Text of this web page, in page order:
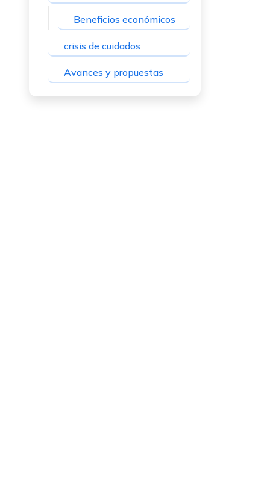
Beneficios económicos
crisis de cuidados
Avances y propuestas